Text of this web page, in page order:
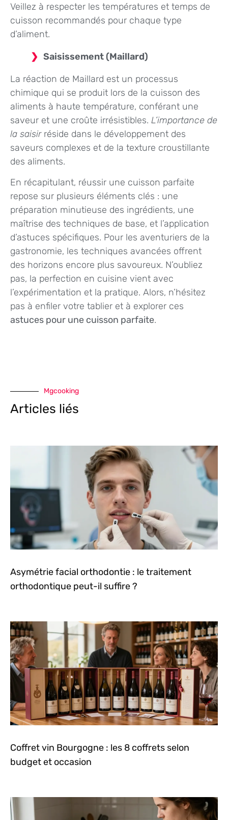
Veillez à respecter les températures et temps de
cuisson recommandés pour chaque type
d’aliment.
Saisissement (Maillard)
La réaction de Maillard est un processus
chimique qui se produit lors de la cuisson des
aliments à haute température, conférant une
saveur et une croûte irrésistibles. L’importance de
la saisirréside dans le développement des
saveurs complexes et de la texture croustillante
des aliments.
En récapitulant, réussir une cuisson parfaite
repose sur plusieurs éléments clés : une
préparation minutieuse des ingrédients, une
maîtrise des techniques de base, et l’application
d’astuces spécifiques. Pour les aventuriers de la
gastronomie, les techniques avancées offrent
des horizons encore plus savoureux. N’oubliez
pas, la perfection en cuisine vient avec
l’expérimentation et la pratique. Alors, n’hésitez
pas à enfiler votre tablier et à explorer ces
astuces pour une cuisson parfaite.
Mgcooking
Articles liés
Asymétrie facial orthodontie : le traitement
orthodontique peut-il suffire ?
Coffret vin Bourgogne : les 8 coffrets selon
budget et occasion